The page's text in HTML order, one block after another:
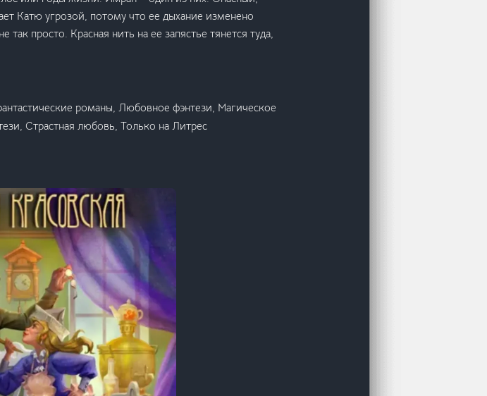
Катю угрозой, потому что ее дыхание изменено
просто. Красная нить на ее запястье тянется туда,
романы, Любовное фэнтези, Магическое
Страстная любовь, Только на Литрес